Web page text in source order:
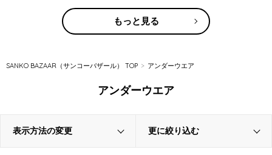
もっと見る
SANKO BAZAAR（サンコーバザール） TOP アンダーウエア
アンダーウエア
表示方法の変更 更に絞り込む